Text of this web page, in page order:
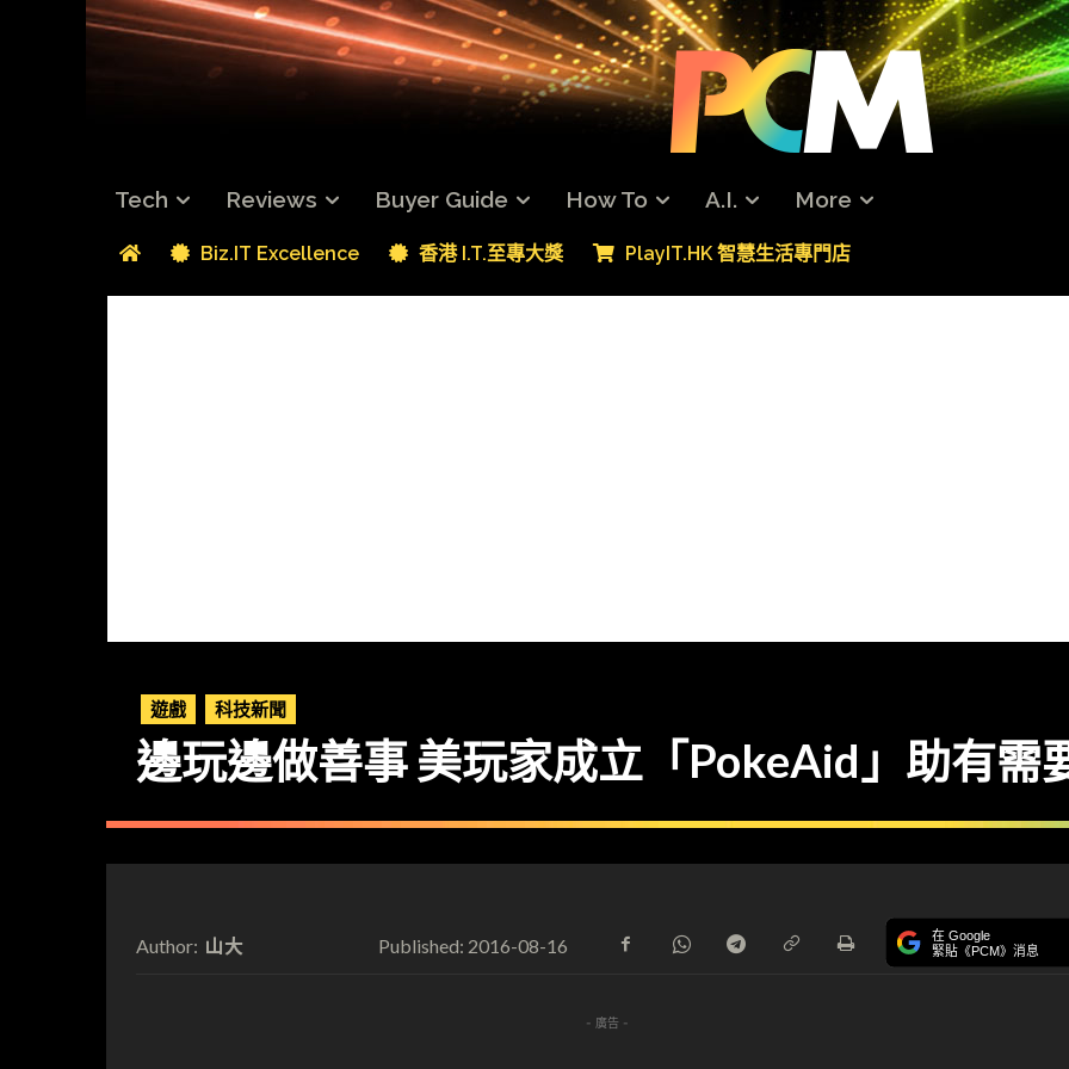
Tech Reviews Buyer Guide How To A.I. More
Biz.IT Excellence 香港 I.T.至專大獎 PlayIT.HK 智慧生活專門店
遊戲 科技新聞
邊玩邊做善事 美玩家成立「PokeAid」助有需
Author: 山大 Published: 2016-08-16 在 Google
緊貼《PCM》消息
- 廣告 -